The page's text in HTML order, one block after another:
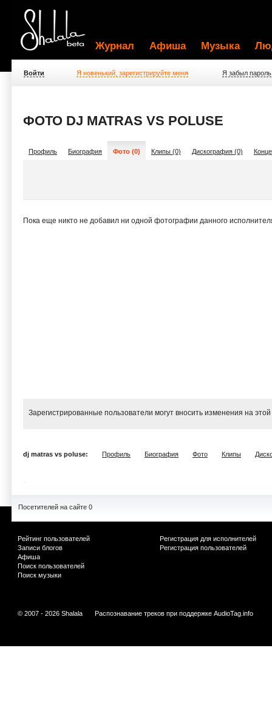
Журнал Афиша Музыка
Войти Я новенький, зарегистрируйте меня Я забыл пароль
ФОТО DJ MATRAS VS POLUSE
Профиль Биография Фото (0) Клипы (0) Дискография (0)
Пока еще никто не добавил ни одной фотографии данного
Зарегистрированные пользователи могут вносить изменения на
dj matras vs poluse: Профиль Биография Фото Клипы
Посетителей на сайте 0
Рейтинг пользователей
Записи блогов
Афиша
Поиск пользователей
Поиск музыки
Регистрация для исполнителей
Регистрация пользователей
© 2007 - 2026 Shalala Распознавание треков при поддержке AudioTag.info